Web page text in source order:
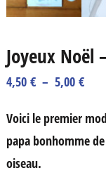
Joyeux Noël
4,50 € – 5,00 €Plage
Voici le premier
papa bonhomme
oiseau.